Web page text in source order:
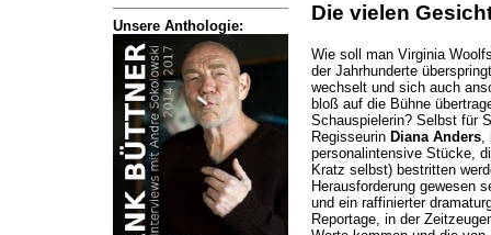
Unsere Anthologie:
Die vielen
Wie soll man Virginia
der Jahrhunderte
wechselt und sich auch
bloß auf die Bühne
Schauspielerin? Selbst für
Regisseurin Diana Anders,
personalintensive Stücke,
Kratz selbst) bestritten
Herausforderung gewesen
und ein raffinierter
Reportage, in der